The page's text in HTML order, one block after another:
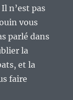
n’est pas
vous
parlé dans
la
et la
faire